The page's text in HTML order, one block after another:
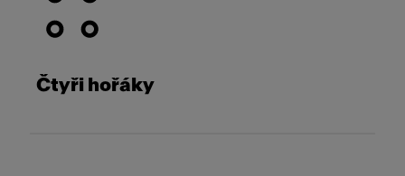
Čtyři hořáky